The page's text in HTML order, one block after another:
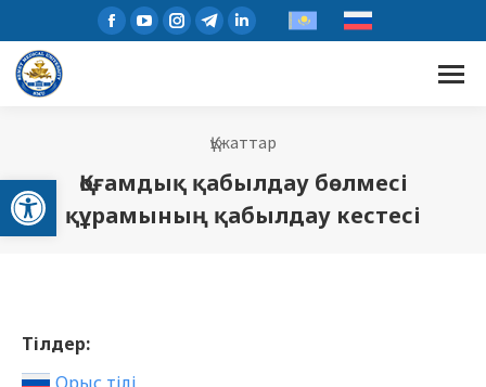
Open toolbar
Құжаттар
Қоғамдық қабылдау бөлмесі
құрамының қабылдау кестесі
Тілдер: